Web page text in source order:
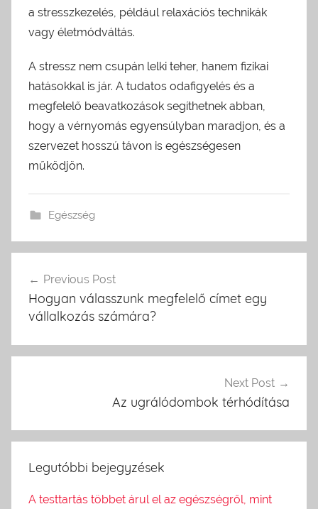
a stresszkezelés, például relaxációs technikák
vagy életmódváltás.
A stressz nem csupán lelki teher, hanem fizikai
hatásokkal is jár. A tudatos odafigyelés és a
megfelelő beavatkozások segíthetnek abban,
hogy a vérnyomás egyensúlyban maradjon, és a
szervezet hosszú távon is egészségesen
működjön.
Egészség
Bejegyzés
navigáció
Previous Post
Hogyan válasszunk megfelelő címet egy
vállalkozás számára?
Next Post
Az ugrálódombok térhódítása
Legutóbbi bejegyzések
A testtartás többet árul el az egészségről, mint